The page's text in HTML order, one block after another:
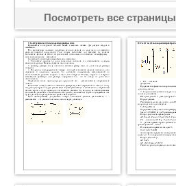
Посмотреть все страницы